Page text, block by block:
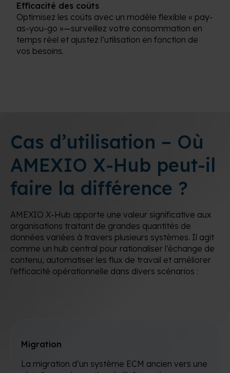
Efficacité des coûts
Optimisez les coûts avec un modèle flexible « pay-
as-you-go »—surveillez votre consommation en
temps réel et ajustez l’utilisation en fonction de
vos besoins.
Cas d’utilisation – Où
AMEXIO X-Hub peut-il
faire la différence ?
AMEXIO X-Hub apporte une valeur significative aux
organisations traitant de grandes quantités de
données variées à travers plusieurs systèmes. Il agit
comme un hub central pour rationaliser l’échange de
contenu, automatiser les flux de travail et améliorer
l’efficacité opérationnelle dans divers scénarios :
Migration
La migration d’un système ECM ancien vers une